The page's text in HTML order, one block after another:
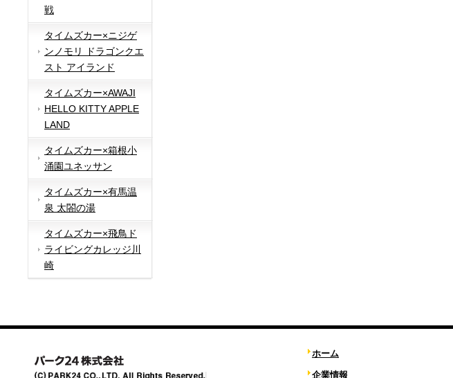
戦
タイムズカー×ニジゲ
ンノモリ ドラゴンクエ
スト アイランド
タイムズカー×AWAJI
HELLO KITTY APPLE
LAND
タイムズカー×箱根小
涌園ユネッサン
タイムズカー×有馬温
泉 太閤の湯
タイムズカー×飛鳥ド
ライビングカレッジ川
崎
ホーム
企業情報